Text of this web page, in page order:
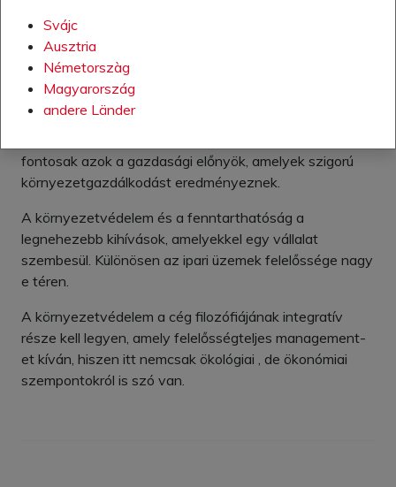
ISO 14001 -
A környezetvédelem komoly téma. De nem csak
ökológiai okai vannak, hogy kiépítettük az ISO 14001
minősített környezetmanagement rendszert
fontosak azok a gazdasági előnyök, amelyek szigorú
környezetgazdálkodást eredményeznek.
A környezetvédelem és a fenntarthatóság a
legnehezebb kihívások, amelyekkel egy vállalat
szembesül. Különösen az ipari üzemek felelőssége nagy
e téren.
A környezetvédelem a cég filozófiájának integratív
része kell legyen, amely felelősségteljes management-
et kíván, hiszen itt nemcsak ökológiai , de ökonómiai
szempontokról is szó van.
Svájc
Ausztria
Németorszàg
Magyarország
andere Länder